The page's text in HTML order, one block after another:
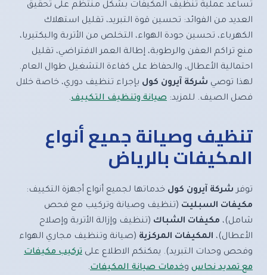
تساعد عملية تنظيف المكيفات بشكل منتظم على تحقيق
العديد من الفوائد: تحسين قوة التبريد، تقليل استهلاك
الكهرباء، تحسين جودة الهواء، التخلص من الأتربة والبكتيريا،
منع تراكم العفن والرطوبة، إطالة العمر الافتراضي، تقليل
احتمالية الأعطال، والحفاظ على كفاءة التشغيل طوال العام.
لهذا توصي شركة آيرون كول بإجراء تنظيف دوري، خاصة خلال
فصل الصيف. للمزيد: صيانة وتنظيف التكييف.
تنظيف وصيانة جميع أنواع
المكيفات بالرياض
توفر شركة آيرون كول خدماتها لجميع أنواع أجهزة التكييف:
مكيفات السبليت (تنظيف وصيانة وتركيب مع فحص
شامل)، مكيفات الشباك (تنظيف وإزالة الأتربة وإصلاح
الأعطال)، المكيفات المركزية (صيانة وتنظيف مجاري الهواء
وفحص وحدات التبريد). يمكنكم الاطلاع على تركيب مكيفات
مع تمديد نحاس وخدمات صيانة المكيفات.